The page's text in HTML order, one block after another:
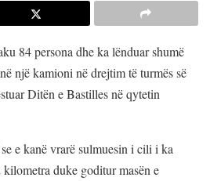
84 persona dhe ka lënduar shumë
një kamioni në drejtim të turmës së
Ditën e Bastilles në qytetin
e kanë vrarë sulmuesin i cili i ka
duke goditur masën e